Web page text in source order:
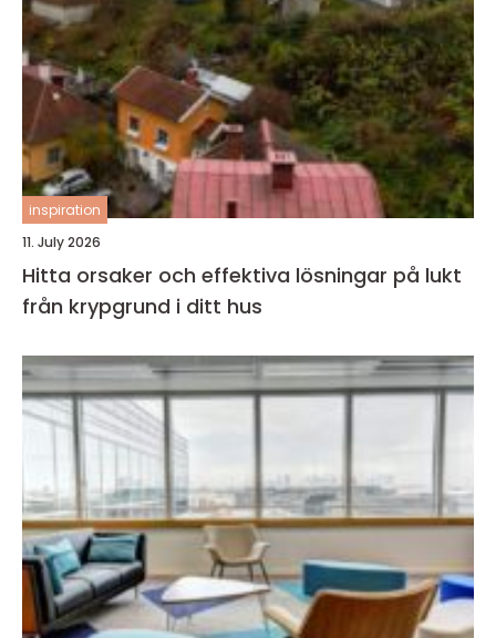
inspiration
11. July 2026
Hitta orsaker och effektiva lösningar på lukt
från krypgrund i ditt hus